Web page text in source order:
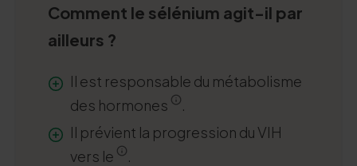
Comment le sélénium agit-il par
ailleurs ?
Il est responsable du métabolisme
des hormones
.
Il prévient la progression du VIH
vers le
.